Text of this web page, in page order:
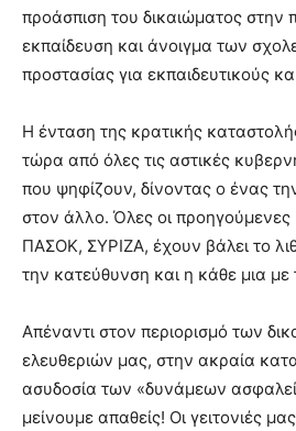
προάσπιση του δικαιώματος στην
εκπαίδευση και άνοιγμα των
προστασίας για εκπαιδευτικούς
Η ένταση της κρατικής
τώρα από όλες τις αστικές
που ψηφίζουν, δίνοντας ο ένας
στον άλλο. Όλες οι
ΠΑΣΟΚ, ΣΥΡΙΖΑ, έχουν βάλει το
την κατεύθυνση και η κάθε μια με
Απέναντι στον περιορισμό των
ελευθεριών μας, στην ακραία
ασυδοσία των «δυνάμεων
μείνουμε απαθείς! Οι γειτονιές